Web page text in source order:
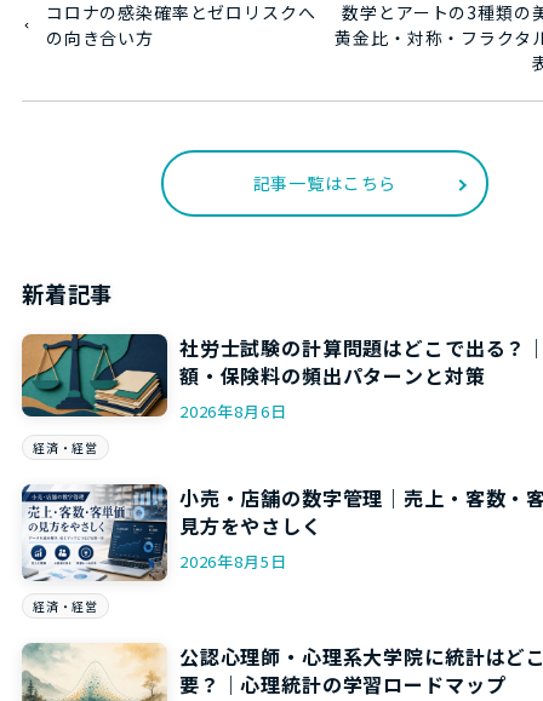
コロナの感染確率とゼロリスクへ
の向き合い方
数学とアートの3種類の
黄金比・対称・フラクタ
記事一覧はこちら
新着記事
社労士試験の計算問題はどこで出る？
額・保険料の頻出パターンと対策
2026年8月6日
経済・経営
小売・店舗の数字管理｜売上・客数・
見方をやさしく
2026年8月5日
経済・経営
公認心理師・心理系大学院に統計はど
要？｜心理統計の学習ロードマップ